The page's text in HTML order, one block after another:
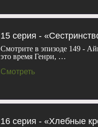
15 серия -
Смотрите в эпизоде 149 -
это время Генри, …
Смотреть
16 серия - «Хлебные